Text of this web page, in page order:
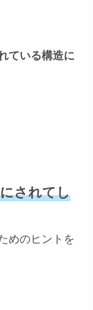
ている構造に
されてし
めのヒントを